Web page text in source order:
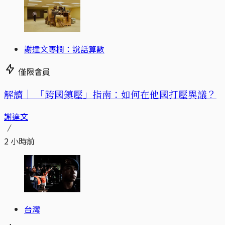
謝達文專欄：說話算數
僅限會員
解讀｜ 「跨國鎮壓」指南：如何在他國打壓異議？
謝達文
2 小時前
台灣